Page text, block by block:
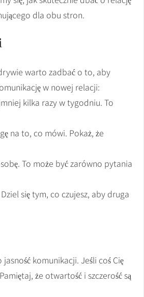
dla obu stron.
warto zadbać o to, aby
w nowej relacji:
kilka razy w tygodniu. To
na to, co mówi. Pokaż, że
To może być zarówno pytania
się tym, co czujesz, aby druga
komunikacji. Jeśli coś Cię
że otwartość i szczerość są